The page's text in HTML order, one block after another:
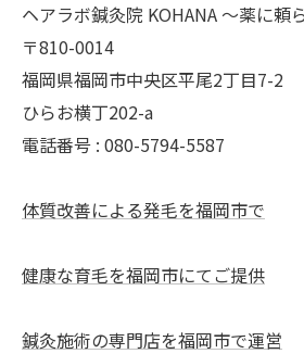
ヘアラボ鍼灸院 KOHANA 〜薬に頼
〒810-0014
福岡県福岡市中央区平尾2丁目7-2
ひらお横丁202-a
電話番号 : 080-5794-5587
体質改善による発毛を福岡市で
健康な育毛を福岡市にてご提供
鍼灸施術の専門店を福岡市で運営